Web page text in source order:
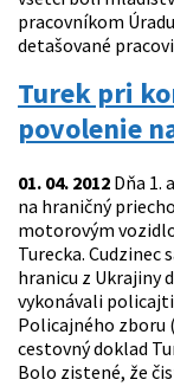
pracovníkom
detašované
Turek pri
povolenie
01. 04. 2012 Dňa 1.
na hraničný
motorovým
Turecka.
hranicu z Ukrajiny
vykonávali
Policajného zboru
cestovný doklad
Bolo zistené, že